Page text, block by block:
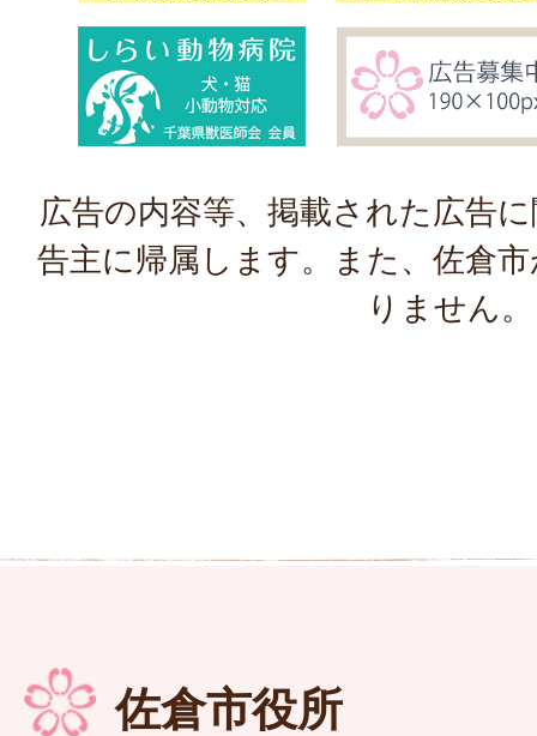
広告の内容等、掲載された広告
告主に帰属します。また、佐倉
りません。
佐倉市役所